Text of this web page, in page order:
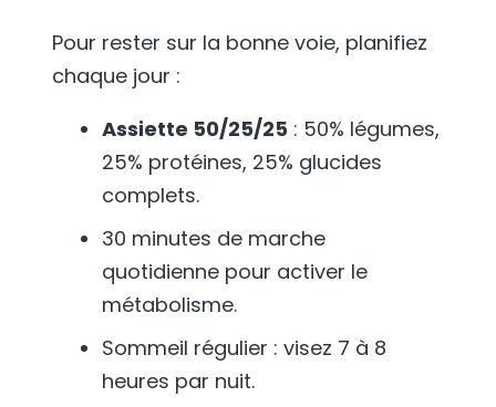
Pour rester sur la bonne voie, planifiez
chaque jour :
Assiette 50/25/25 : 50% légumes,
25% protéines, 25% glucides
complets.
30 minutes de marche
quotidienne pour activer le
métabolisme.
Sommeil régulier : visez 7 à 8
heures par nuit.